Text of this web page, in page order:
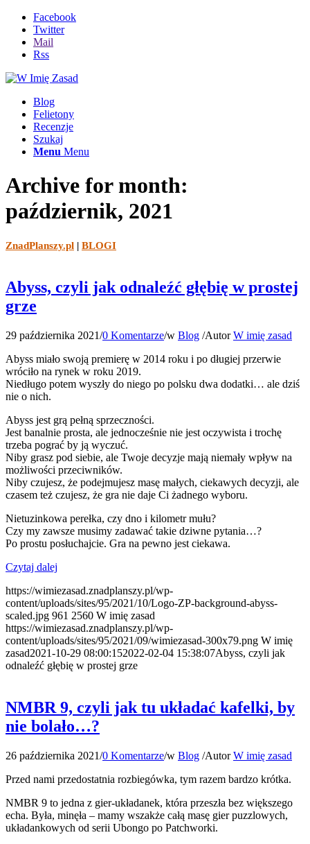
Facebook
Twitter
Mail
Rss
Blog
Felietony
Recenzje
Szukaj
Menu Menu
Archive for month:
październik, 2021
ZnadPlanszy.pl | BLOGI
Abyss, czyli jak odnaleźć głębię w prostej
grze
29 października 2021/0 Komentarze/w Blog /AutorW imię zasad
Abyss miało swoją premierę w 2014 roku i po długiej przerwie
wróciło na rynek w roku 2019.
Niedługo potem wyszły do niego po polsku dwa dodatki… ale dziś
nie o nich.
Abyss jest grą pełną sprzeczności.
Jest banalnie prosta, ale jednocześnie nie jest oczywista i trochę
trzeba pograć by ją wyczuć.
Niby grasz pod siebie, ale Twoje decyzje mają niemały wpływ na
możliwości przeciwników.
Niby czujesz, że podejmujesz masę małych, ciekawych decyzji, ale
czasem też czujesz, że gra nie daje Ci żadnego wyboru.
Nietuzinkowa perełka, czy dno i kilometr mułu?
Czy my zawsze musimy zadawać takie dziwne pytania…?
Po prostu posłuchajcie. Gra na pewno jest ciekawa.
Czytaj dalej
https://wimiezasad.znadplanszy.pl/wp-
content/uploads/sites/95/2021/10/Logo-ZP-background-abyss-
scaled.jpg 961 2560 W imię zasad
https://wimiezasad.znadplanszy.pl/wp-
content/uploads/sites/95/2021/09/wimiezasad-300x79.png W imię
zasad2021-10-29 08:00:152022-02-04 15:38:07Abyss, czyli jak
odnaleźć głębię w prostej grze
NMBR 9, czyli jak tu układać kafelki, by
nie bolało…?
26 października 2021/0 Komentarze/w Blog /AutorW imię zasad
Przed nami przedostatnia rozbiegówka, tym razem bardzo krótka.
NMBR 9 to jedna z gier-układanek, która przeszła bez większego
echa. Była, minęła – mamy wszakże całą masę gier puzzlowych,
układankowych od serii Ubongo po Patchworki.